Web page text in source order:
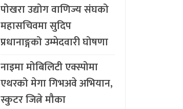
पोखरा उद्योग वाणिज्य संघको
महासचिवमा सुदिप
प्रधानाङ्गको उम्मेदवारी घोषणा
नाइमा मोबिलिटी एक्स्पोमा
एथरको मेगा गिभअवे अभियान,
स्कुटर जित्ने मौका